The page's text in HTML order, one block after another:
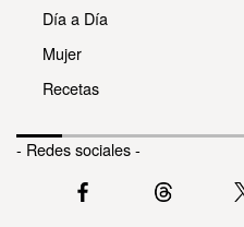
Día a Día
Mujer
Recetas
- Redes sociales -